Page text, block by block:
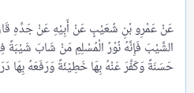
عَنْ عَمْرِو بْنِ شُعَيْبٍ عَنْ أَبِيْهِ عَنْ جَدِّهِ
الشَّيْبَ فَإِنَّهُ نُوْرُ الْمُسْلِمِ مَنْ شَابَ شَيْبَةً